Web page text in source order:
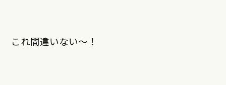
これ間違いない～！